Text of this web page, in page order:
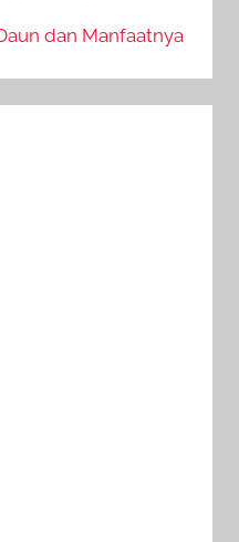
dan Manfaatnya